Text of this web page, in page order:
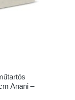
Anani –